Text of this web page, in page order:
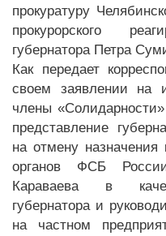
прокуратуру
прокурорского
губернатора Петра
Как передает
своем заявлении на
члены
представление
на отмену назначения
органов ФСБ
Караваева в
губернатора и
на частном